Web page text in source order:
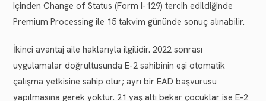
içinden Change of Status (Form I-129) tercih edildiğinde
Premium Processing ile 15 takvim gününde sonuç alınabilir.
İkinci avantaj aile haklarıyla ilgilidir. 2022 sonrası
uygulamalar doğrultusunda E-2 sahibinin eşi otomatik
çalışma yetkisine sahip olur; ayrı bir EAD başvurusu
yapılmasına gerek yoktur. 21 yaş altı bekar çocuklar ise E-2